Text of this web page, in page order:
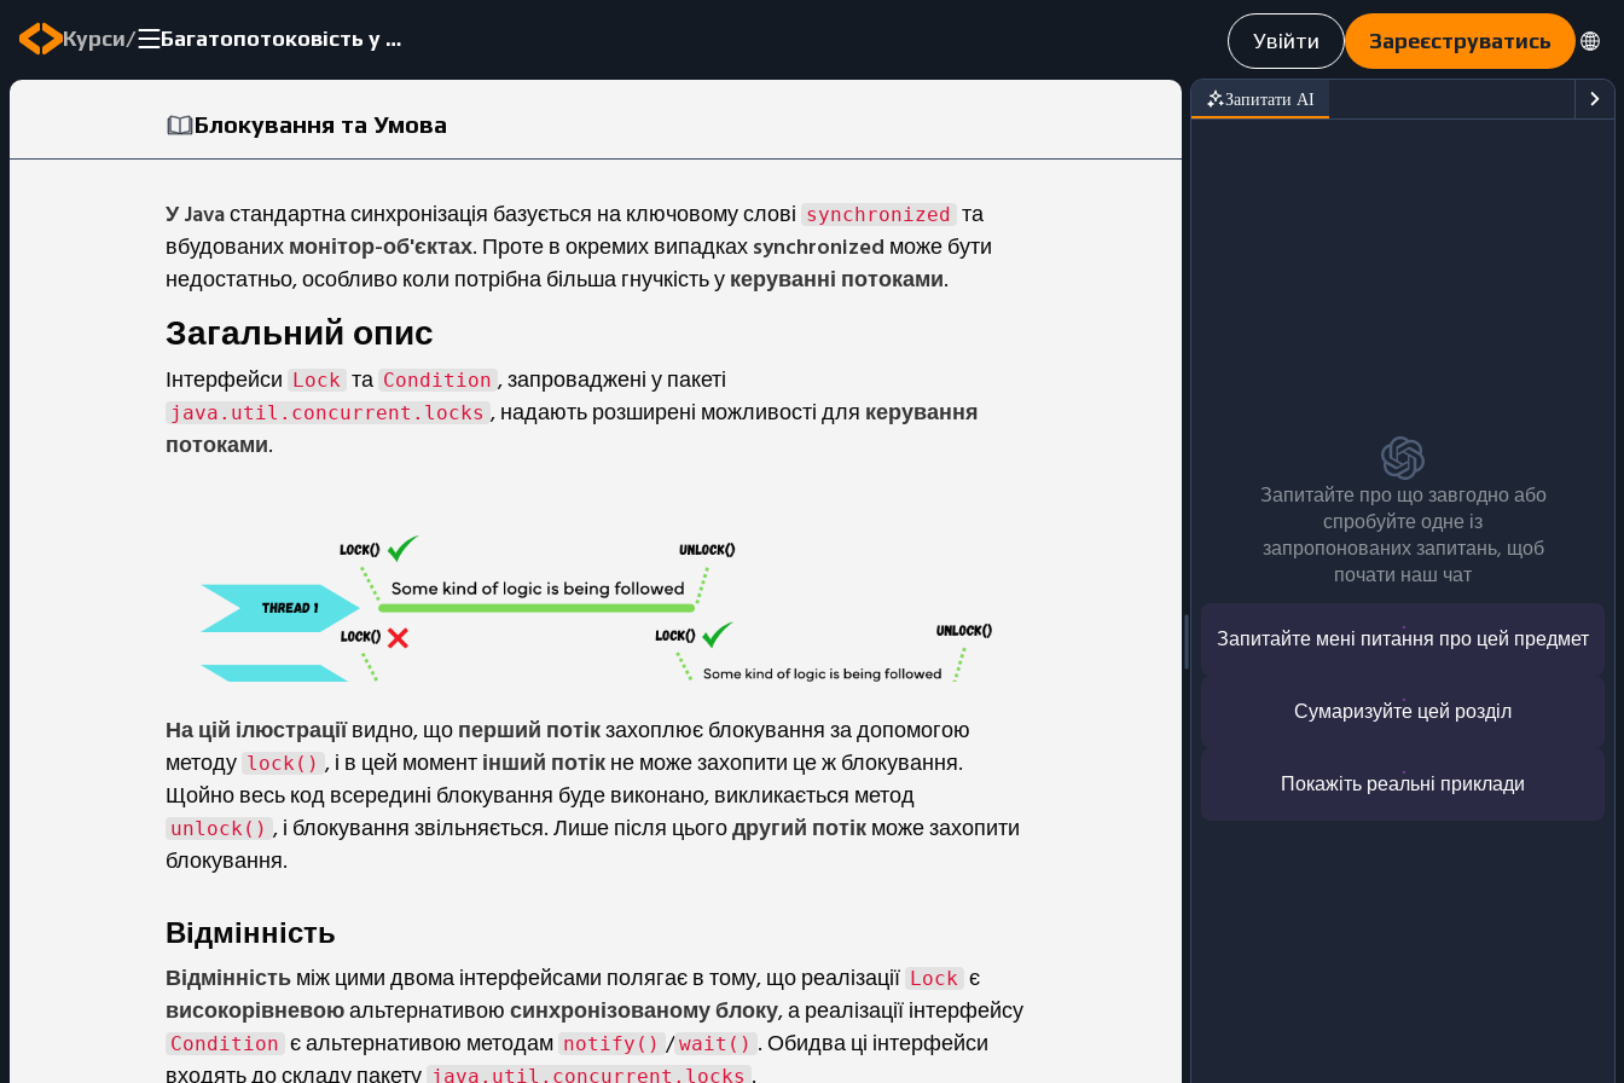
Курси/ Багатопотоковість у Java Увійти Зареєструватись
Блокування та Умова
У Javaстандартна синхронізація базується на ключовому слові synchronized та
вбудованихмонітор-об'єктах. Проте в окремих випадкахsynchronized може бути
недостатньо, особливо коли потрібна більша гнучкість укеруванні потоками.
Загальний опис
Інтерфейси Lock та Condition , запроваджені у пакеті
java.util.concurrent.locks , надають розширені можливості для керування
потоками.
На цій ілюстраціївидно, щоперший потікзахоплює блокування за допомогою
методу lock() , і в цей моментінший потікне може захопити це ж блокування.
Щойно весь код всередині блокування буде виконано, викликається метод
unlock() , і блокування звільняється. Лише після цьогодругий потікможе захопити
блокування.
Відмінність
Відмінністьміж цими двома інтерфейсами полягає в тому, що реалізації Lock є
високорівневоюальтернативоюсинхронізованому блоку, а реалізації інтерфейсу
Condition є альтернативою методам notify() / wait() . Обидва ці інтерфейси
java.util.concurrent.locks
Запитати АІ
Запитайте про що завгодно або
спробуйте одне із
запропонованих запитань, щоб
почати наш чат
Запитайте мені питання про цей предмет
Сумаризуйте цей розділ
Покажіть реальні приклади